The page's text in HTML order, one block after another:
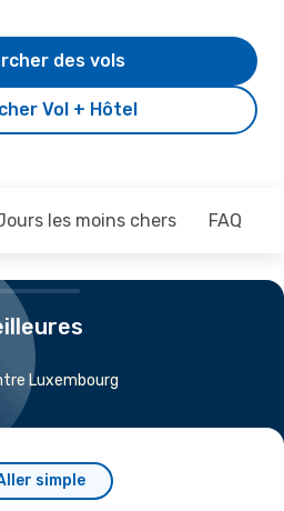
Vol + Hôtel
des vols
les moins chers FAQ
Luxembourg
simple